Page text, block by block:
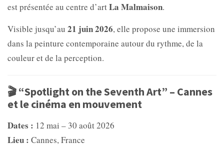
est présentée au centre d’artLa Malmaison.
Visible jusqu’au 21 juin 2026, elle propose une immersion
dans la peinture contemporaine autour du rythme, de la
couleur et de la perception.
🎬 “Spotlight on the Seventh Art” – Cannes
et le cinéma en mouvement
Dates : 12 mai – 30 août 2026
Lieu : Cannes, France